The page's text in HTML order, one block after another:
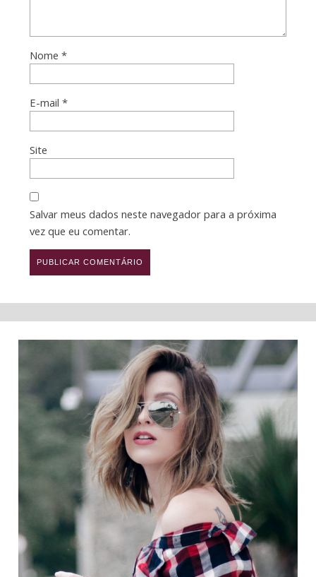
Nome *
E-mail *
Site
Salvar meus dados neste navegador para a próxima
vez que eu comentar.